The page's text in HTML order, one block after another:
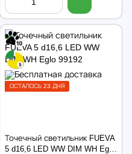
ОСТАЛОСЬ 23 ДНЯ
Точечный светильник FUEVA
5 d16,6 LED WW DIM WH Eglo